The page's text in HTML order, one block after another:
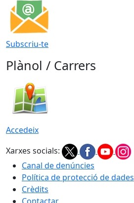
Subscriu-te
Plànol / Carrers
Accedeix
Xarxes socials:
Canal de denúncies
Política de protecció de dades
Crèdits